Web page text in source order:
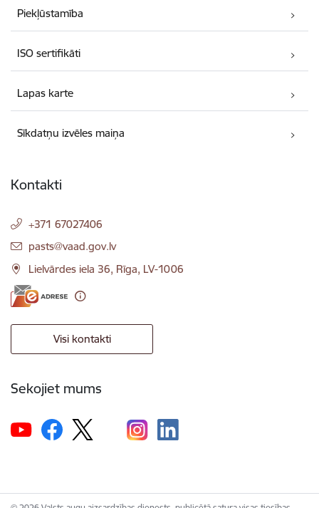
Piekļūstamība
ISO sertifikāti
Lapas karte
Sīkdatņu izvēles maiņa
Kontakti
+371 67027406
E-pasts:
pasts@vaad.gov.lv
Lielvārdes iela 36, Rīga, LV-1006
Visi kontakti
Sekojiet mums